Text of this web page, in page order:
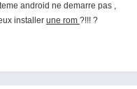
android ne demarre pas ,
installer une rom ?!!! ?